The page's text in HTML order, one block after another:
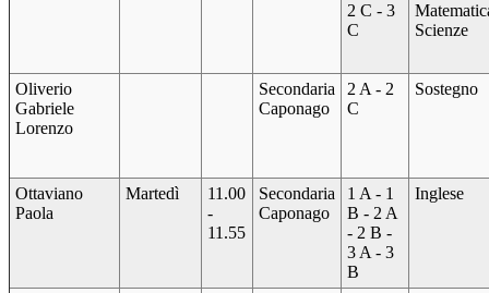
2 C - 3
C
Scienze
Oliverio
Gabriele
Lorenzo
Secondaria
Caponago
2 A - 2
C
Sostegno
Ottaviano
Paola
Martedì
11.00
-
11.55
Secondaria
Caponago
1 A - 1
B - 2 A
- 2 B -
3 A - 3
B
Inglese